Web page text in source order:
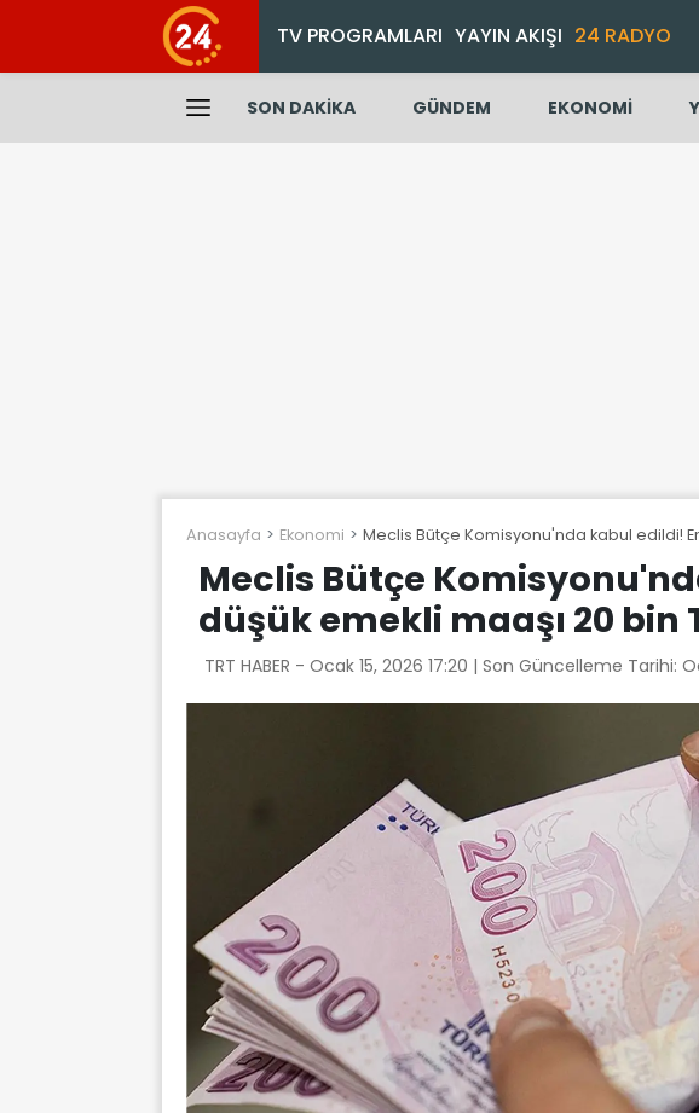
TV PROGRAMLARI YAYIN AKIŞI 24 RADYO
SON DAKİKA GÜNDEM EKONOMİ
Anasayfa Ekonomi Meclis Bütçe Komisyonu'nda kabul edildi!
Meclis Bütçe
düşük emekli maaşı 20 bin
TRT HABER - Ocak 15, 2026 17:20 | Son Güncelleme Tarihi: